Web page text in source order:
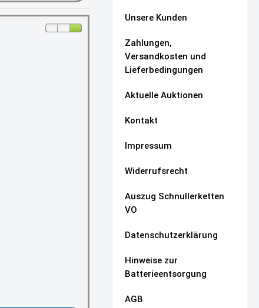
Unsere Kunden
Zahlungen,
Versandkosten und
Lieferbedingungen
Aktuelle Auktionen
Kontakt
Impressum
Widerrufsrecht
Auszug Schnullerketten
VO
Datenschutzerklärung
Hinweise zur
Batterieentsorgung
AGB